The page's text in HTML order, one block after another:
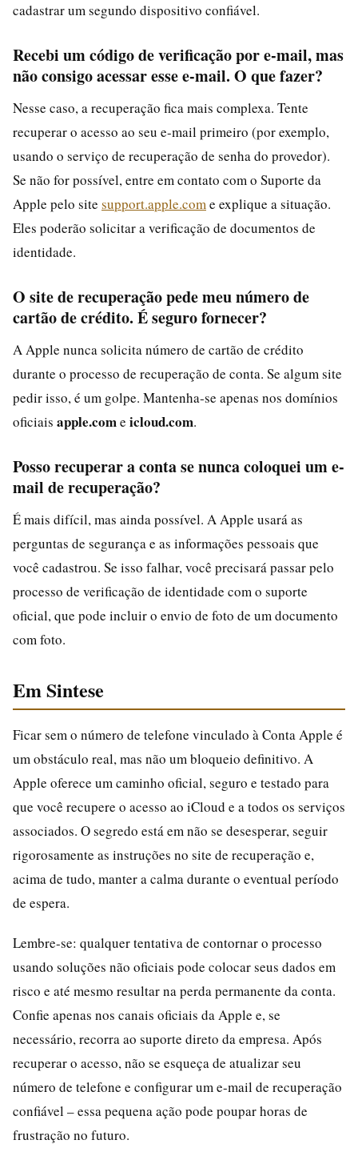
cadastrar um segundo dispositivo confiável.
Recebi um código de verificação por e-mail, mas
não consigo acessar esse e-mail. O que fazer?
Nesse caso, a recuperação fica mais complexa. Tente
recuperar o acesso ao seu e-mail primeiro (por exemplo,
usando o serviço de recuperação de senha do provedor).
Se não for possível, entre em contato com o Suporte da
Apple pelo site support.apple.com e explique a situação.
Eles poderão solicitar a verificação de documentos de
identidade.
O site de recuperação pede meu número de
cartão de crédito. É seguro fornecer?
A Apple nunca solicita número de cartão de crédito
durante o processo de recuperação de conta. Se algum site
pedir isso, é um golpe. Mantenha‑se apenas nos domínios
oficiais apple.come icloud.com.
Posso recuperar a conta se nunca coloquei um e-
mail de recuperação?
É mais difícil, mas ainda possível. A Apple usará as
perguntas de segurança e as informações pessoais que
você cadastrou. Se isso falhar, você precisará passar pelo
processo de verificação de identidade com o suporte
oficial, que pode incluir o envio de foto de um documento
com foto.
Em Sintese
Ficar sem o número de telefone vinculado à Conta Apple é
um obstáculo real, mas não um bloqueio definitivo. A
Apple oferece um caminho oficial, seguro e testado para
que você recupere o acesso ao iCloud e a todos os serviços
associados. O segredo está em não se desesperar, seguir
rigorosamente as instruções no site de recuperação e,
acima de tudo, manter a calma durante o eventual período
de espera.
Lembre-se: qualquer tentativa de contornar o processo
usando soluções não oficiais pode colocar seus dados em
risco e até mesmo resultar na perda permanente da conta.
Confie apenas nos canais oficiais da Apple e, se
necessário, recorra ao suporte direto da empresa. Após
recuperar o acesso, não se esqueça de atualizar seu
número de telefone e configurar um e-mail de recuperação
confiável – essa pequena ação pode poupar horas de
frustração no futuro.